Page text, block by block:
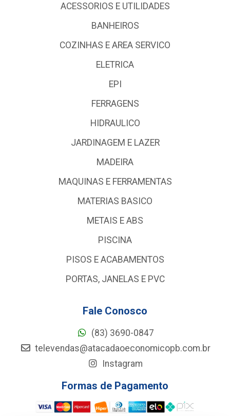
ACESSORIOS E UTILIDADES
BANHEIROS
COZINHAS E AREA SERVICO
ELETRICA
EPI
FERRAGENS
HIDRAULICO
JARDINAGEM E LAZER
MADEIRA
MAQUINAS E FERRAMENTAS
MATERIAS BASICO
METAIS E ABS
PISCINA
PISOS E ACABAMENTOS
PORTAS, JANELAS E PVC
Fale Conosco
(83) 3690-0847
televendas@atacadaoeconomicopb.com.br
Instagram
Formas de Pagamento